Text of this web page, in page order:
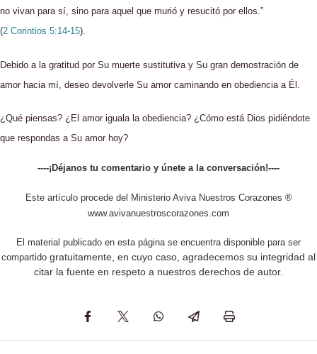
no vivan para sí, sino para aquel que murió y resucitó por ellos.”
(2 Corintios 5:14-15).
Debido a la gratitud por Su muerte sustitutiva y Su gran demostración de
amor hacia mí, deseo devolverle Su amor caminando en obediencia a Él.
¿Qué piensas? ¿El amor iguala la obediencia? ¿Cómo está Dios pidiéndote
que respondas a Su amor hoy?
----¡Déjanos tu comentario y únete a la conversación!----
Este artículo procede del Ministerio Aviva Nuestros Corazones ®
www.avivanuestroscorazones.com
El material publicado en esta página se encuentra disponible para ser
compartido gratuitamente, en cuyo caso, agradecemos su integridad al
citar la fuente en respeto a nuestros derechos de autor.